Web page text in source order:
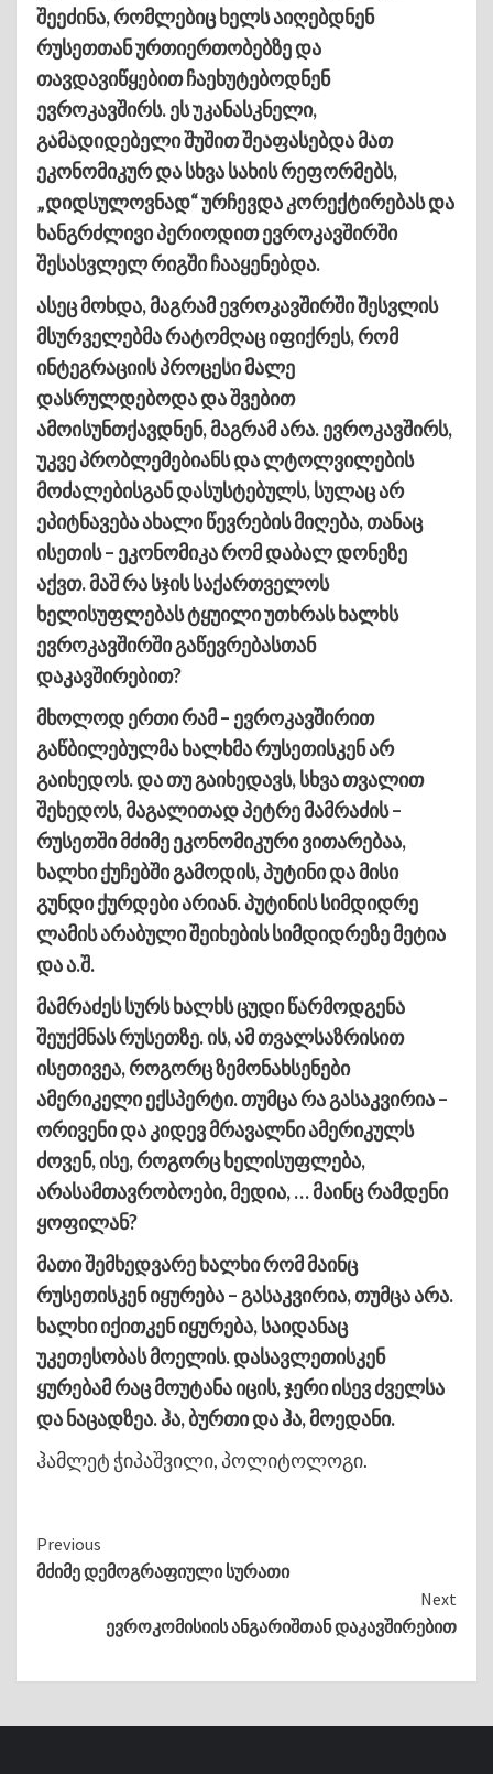
შეეძინა, რომლებიც ხელს აიღებდნენ
რუსეთთან ურთიერთობებზე და
თავდავიწყებით ჩაეხუტებოდნენ
ევროკავშირს. ეს უკანასკნელი,
გამადიდებელი შუშით შეაფასებდა მათ
ეკონომიკურ და სხვა სახის რეფორმებს,
„დიდსულოვნად“ ურჩევდა კორექტირებას და
ხანგრძლივი პერიოდით ევროკავშირში
შესასვლელ რიგში ჩააყენებდა.
ასეც მოხდა, მაგრამ ევროკავშირში შესვლის
მსურველებმა რატომღაც იფიქრეს, რომ
ინტეგრაციის პროცესი მალე
დასრულდებოდა და შვებით
ამოისუნთქავდნენ, მაგრამ არა. ევროკავშირს,
უკვე პრობლემებიანს და ლტოლვილების
მოძალებისგან დასუსტებულს, სულაც არ
ეპიტნავება ახალი წევრების მიღება, თანაც
ისეთის – ეკონომიკა რომ დაბალ დონეზე
აქვთ. მაშ რა სჯის საქართველოს
ხელისუფლებას ტყუილი უთხრას ხალხს
ევროკავშირში გაწევრებასთან
დაკავშირებით?
მხოლოდ ერთი რამ – ევროკავშირით
გაწბილებულმა ხალხმა რუსეთისკენ არ
გაიხედოს. და თუ გაიხედავს, სხვა თვალით
შეხედოს, მაგალითად პეტრე მამრაძის –
რუსეთში მძიმე ეკონომიკური ვითარებაა,
ხალხი ქუჩებში გამოდის, პუტინი და მისი
გუნდი ქურდები არიან. პუტინის სიმდიდრე
ლამის არაბული შეიხების სიმდიდრეზე მეტია
და ა.შ.
მამრაძეს სურს ხალხს ცუდი წარმოდგენა
შეუქმნას რუსეთზე. ის, ამ თვალსაზრისით
ისეთივეა, როგორც ზემონახსენები
ამერიკელი ექსპერტი. თუმცა რა გასაკვირია –
ორივენი და კიდევ მრავალნი ამერიკულს
ძოვენ, ისე, როგორც ხელისუფლება,
არასამთავრობოები, მედია, … მაინც რამდენი
ყოფილან?
მათი შემხედვარე ხალხი რომ მაინც
რუსეთისკენ იყურება – გასაკვირია, თუმცა არა.
ხალხი იქითკენ იყურება, საიდანაც
უკეთესობას მოელის. დასავლეთისკენ
ყურებამ რაც მოუტანა იცის, ჯერი ისევ ძველსა
და ნაცადზეა. ჰა, ბურთი და ჰა, მოედანი.
ჰამლეტ ჭიპაშვილი, პოლიტოლოგი.
Continue
Reading
Previous
მძიმე დემოგრაფიული სურათი
Next
ევროკომისიის ანგარიშთან დაკავშირებით